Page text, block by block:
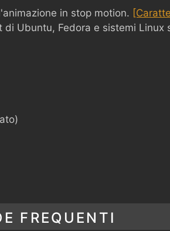
in stop motion.
Ubuntu, Fedora e sistemi Linux
FREQUENTI